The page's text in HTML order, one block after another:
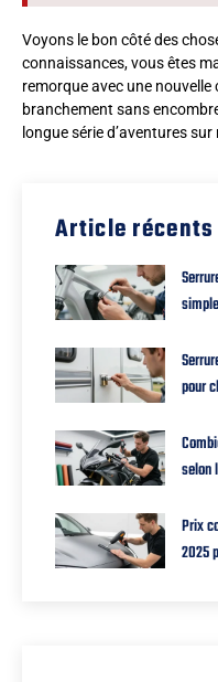
Voyons le bon côté des
connaissances, vous êtes
remorque avec une
branchement sans
longue série d’aventures sur
Article récents
pour
selon
Prix
2025